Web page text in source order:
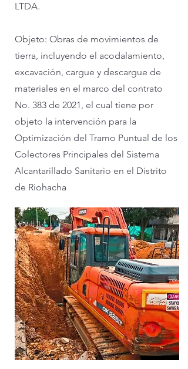
LTDA.
Objeto: Obras de movimientos de
tierra, incluyendo el acodalamiento,
excavación, cargue y descargue de
materiales en el marco del contrato
No. 383 de 2021, el cual tiene por
objeto la intervención para la
Optimización del Tramo Puntual de los
Colectores Principales del Sistema
Alcantarillado Sanitario en el Distrito
de Riohacha